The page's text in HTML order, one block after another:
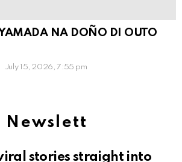
NA DOÑO DI OUTO
July 15, 2026, 7:55 pm
Newslett
stories straight into